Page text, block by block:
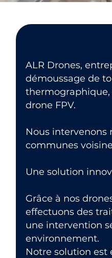
ALR Drones,
démoussage de
drone FPV.
Nous intervenons
communes
Une solution
Grâce à nos
effectuons des
une intervention
environnement.
Notre solution est